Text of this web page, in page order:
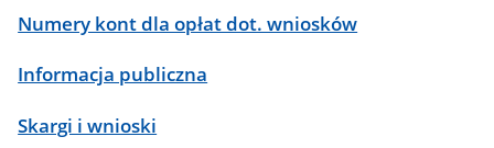
Numery kont dla opłat dot. wniosków
Informacja publiczna
Skargi i wnioski